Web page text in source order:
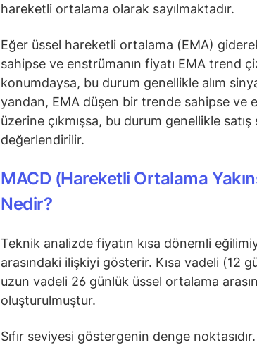
hareketli ortalama olarak sayılmaktadır.
Eğer üssel hareketli ortalama (EMA)
sahipse ve enstrümanın fiyatı EMA trend
konumdaysa, bu durum genellikle alım
yandan, EMA düşen bir trende sahipse ve
üzerine çıkmışsa, bu durum genellikle
değerlendirilir.
MACD (Hareketli Ortalama
Nedir?
Teknik analizde fiyatın kısa dönemli
arasındaki ilişkiyi gösterir. Kısa vadeli (12
uzun vadeli 26 günlük üssel ortalama
oluşturulmuştur.
Sıfır seviyesi göstergenin denge